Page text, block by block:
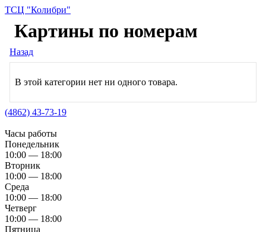
ТСЦ "Колибри"
Картины по номерам
Назад
В этой категории нет ни одного товара.
(4862) 43-73-19
Часы работы
Понедельник
10:00 — 18:00
Вторник
10:00 — 18:00
Среда
10:00 — 18:00
Четверг
10:00 — 18:00
Пятница